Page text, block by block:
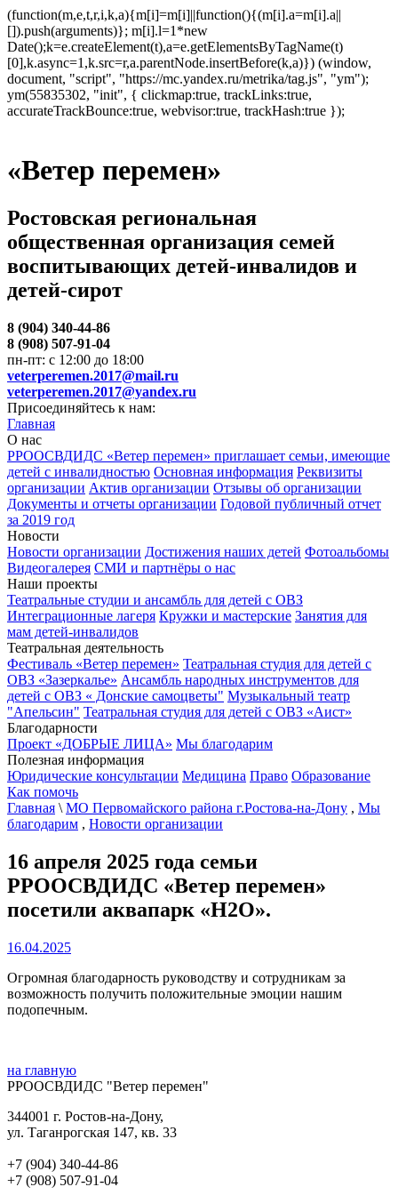
(function(m,e,t,r,i,k,a){m[i]=m[i]||function(){(m[i].a=m[i].a||
[]).push(arguments)}; m[i].l=1*new
Date();k=e.createElement(t),a=e.getElementsByTagName(t)
[0],k.async=1,k.src=r,a.parentNode.insertBefore(k,a)}) (window,
document, "script", "https://mc.yandex.ru/metrika/tag.js", "ym");
ym(55835302, "init", { clickmap:true, trackLinks:true,
accurateTrackBounce:true, webvisor:true, trackHash:true });
«Ветер перемен»
Ростовская региональная
общественная организация семей
воспитывающих детей-инвалидов и
детей-сирот
8 (904) 340-44-86
8 (908) 507-91-04
пн-пт: с 12:00 до 18:00
veterperemen.2017@mail.ru
veterperemen.2017@yandex.ru
Присоединяйтесь к нам:
Главная
О нас
РРООСВДИДС «Ветер перемен» приглашает семьи, имеющие
детей с инвалидностью Основная информация Реквизиты
организации Актив организации Отзывы об организации
Документы и отчеты организации Годовой публичный отчет
за 2019 год
Новости
Новости организации Достижения наших детей Фотоальбомы
Видеогалерея СМИ и партнёры о нас
Наши проекты
Театральные студии и ансамбль для детей с ОВЗ
Интеграционные лагеря Кружки и мастерские Занятия для
мам детей-инвалидов
Театральная деятельность
Фестиваль «Ветер перемен» Театральная студия для детей с
ОВЗ «Зазеркалье» Ансамбль народных инструментов для
детей с ОВЗ « Донские самоцветы" Музыкальный театр
"Апельсин" Театральная студия для детей с ОВЗ «Аист»
Благодарности
Проект «ДОБРЫЕ ЛИЦА» Мы благодарим
Полезная информация
Юридические консультации Медицина Право Образование
Как помочь
Главная \ МО Первомайского района г.Ростова-на-Дону , Мы
благодарим , Новости организации
16 апреля 2025 года семьи
РРООСВДИДС «Ветер перемен»
посетили аквапарк «Н2О».
16.04.2025
Огромная благодарность руководству и сотрудникам за
возможность получить положительные эмоции нашим
подопечным.
на главную
РРООСВДИДС "Ветер перемен"
344001 г. Ростов-на-Дону,
ул. Таганрогская 147, кв. 33‍
+7 (904) 340-44-86
+7 (908) 507-91-04‍